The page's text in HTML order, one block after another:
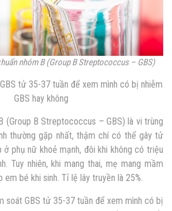
nhóm B (Group B Streptococcus – GBS)
tử 35-37 tuần để xem mình có bị nhiễm
GBS hay không
(Group B Streptococcus – GBS) là vi trùng
thường gặp nhất, thậm chí có thể gây tử
ở phụ nữ khoẻ mạnh, đôi khi không có triệu
Tuy nhiên, khi mang thai, mẹ mang mầm
bé khi sinh. Tỉ lệ lây truyền là 25%.
soát GBS tử 35-37 tuần để xem mình có bị